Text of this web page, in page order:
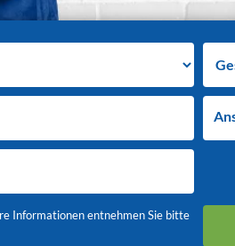
Informationen entnehmen Sie bitte